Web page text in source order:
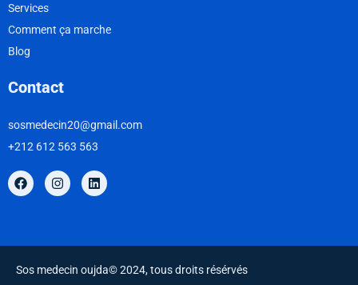
Services
Comment ça marche
Blog
Contact
sosmedecin20@gmail.com
+212 612 563 563
Sos medecin oujda© 2024, tous droits résérvés